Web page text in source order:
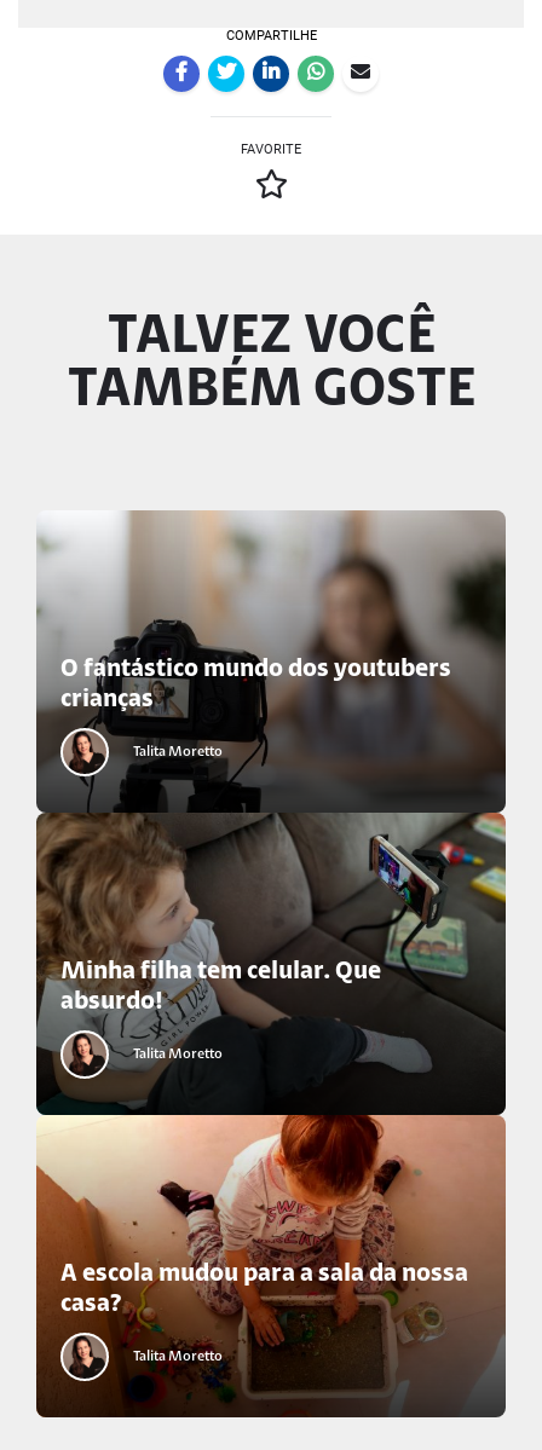
COMPARTILHE
FAVORITE
TALVEZ VOCÊ
TAMBÉM GOSTE
O fantástico mundo dos youtubers
crianças
Talita Moretto
Minha filha tem celular. Que
absurdo!
Talita Moretto
A escola mudou para a sala da nossa
casa?
Talita Moretto